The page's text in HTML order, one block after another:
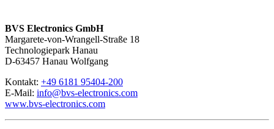
BVS Electronics GmbH
Margarete-von-Wrangell-Straße 18
Technologiepark Hanau
D-63457 Hanau Wolfgang
Kontakt: +49 6181 95404-200
E-Mail: info@bvs-electronics.com
www.bvs-electronics.com